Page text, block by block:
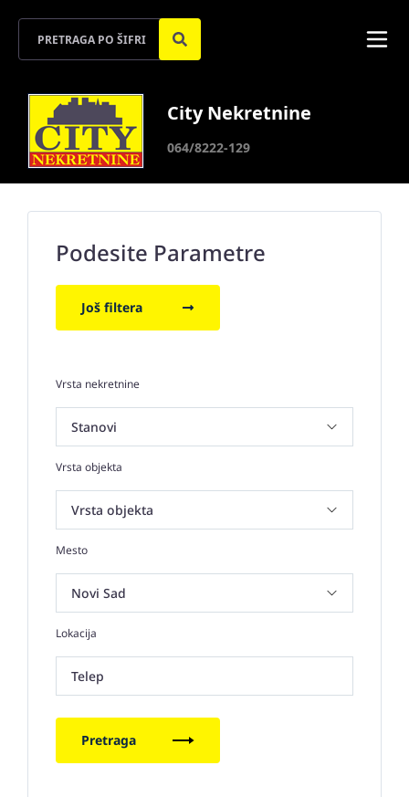
City Nekretnine
064/8222-129
Podesite Parametre
Još filtera
Vrsta nekretnine
Vrsta objekta
Mesto
Lokacija
Telep
Pretraga